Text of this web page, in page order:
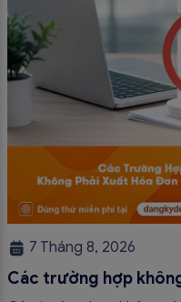
7 Tháng 8, 2026
Các trường hợp